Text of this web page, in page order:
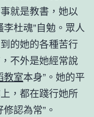
就是教書，她以
杜魂”自勉。眾人
的她的各種苦行
不外是她經常說
教室本身”。她的平
，都在踐行她所
認為常”。